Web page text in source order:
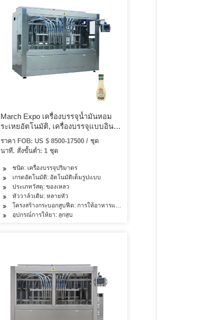
March Expo เครื่องบรรจุน้ำมันหอม
ระเหยอัตโนมัติ, เครื่องบรรจุแบบอิน
ไลน์ Piston Fillers
ราคา FOB: US $ 8500-17500 / ชุด
นาที. สั่งขั้นต่ำ: 1 ชุด
ชนิด: เครื่องบรรจุปริมาตร
เกรดอัตโนมัติ: อัตโนมัติเต็มรูปแบบ
ประเภทวัสดุ: ของเหลว
หัววาล์วเติม: หลายหัว
โครงสร้างกระบอกสูบฟีด: การให้อาหารแบบ Dual-Chamber
อุปกรณ์การให้ยา: ลูกสูบ